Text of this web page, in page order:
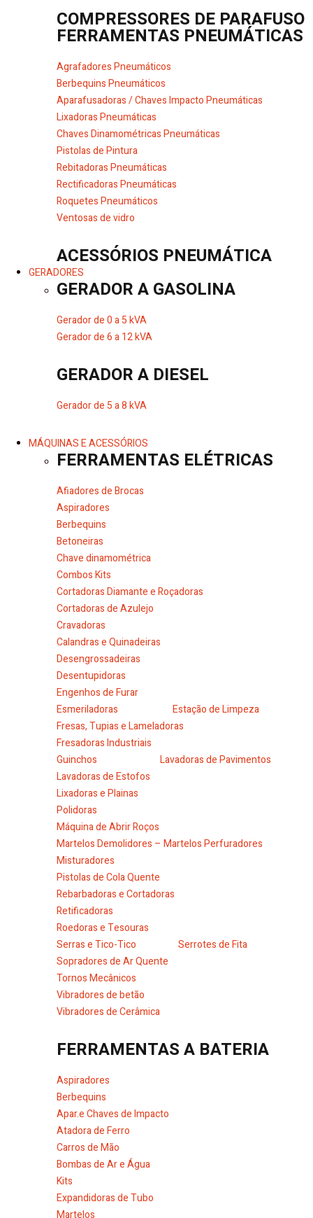
COMPRESSORES DE PARAFUSO
FERRAMENTAS PNEUMÁTICAS
Agrafadores Pneumáticos
Berbequins Pneumáticos
Aparafusadoras / Chaves Impacto Pneumáticas
Lixadoras Pneumáticas
Chaves Dinamométricas Pneumáticas
Pistolas de Pintura
Rebitadoras Pneumáticas
Rectificadoras Pneumáticas
Roquetes Pneumáticos
Ventosas de vidro
ACESSÓRIOS PNEUMÁTICA
GERADORES
GERADOR A GASOLINA
Gerador de 0 a 5 kVA
Gerador de 6 a 12 kVA
GERADOR A DIESEL
Gerador de 5 a 8 kVA
MÁQUINAS E ACESSÓRIOS
FERRAMENTAS ELÉTRICAS
Afiadores de Brocas
Aspiradores
Berbequins
Betoneiras
Chave dinamométrica
Combos Kits
Cortadoras Diamante e Roçadoras
Cortadoras de Azulejo
Cravadoras
Calandras e Quinadeiras
Desengrossadeiras
Desentupidoras
Engenhos de Furar
Esmeriladoras
Estação de Limpeza
Fresas, Tupias e Lameladoras
Fresadoras Industriais
Guinchos
Lavadoras de Pavimentos
Lavadoras de Estofos
Lixadoras e Plainas
Polidoras
Máquina de Abrir Roços
Martelos Demolidores – Martelos Perfuradores
Misturadores
Pistolas de Cola Quente
Rebarbadoras e Cortadoras
Retificadoras
Roedoras e Tesouras
Serras e Tico-Tico
Serrotes de Fita
Sopradores de Ar Quente
Tornos Mecânicos
Vibradores de betão
Vibradores de Cerâmica
FERRAMENTAS A BATERIA
Aspiradores
Berbequins
Apar.e Chaves de Impacto
Atadora de Ferro
Carros de Mão
Bombas de Ar e Água
Kits
Expandidoras de Tubo
Martelos